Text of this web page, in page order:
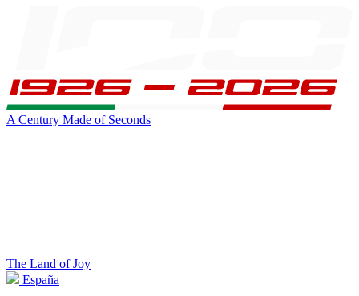
A Century Made of Seconds
The Land of Joy
España